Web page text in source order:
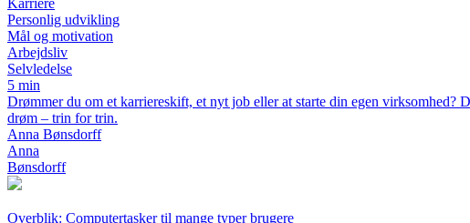
Karriere
Personlig udvikling
Mål og motivation
Arbejdsliv
Selvledelse
5 min
Drømmer du om et karriereskift, et nyt job eller at starte din egen
drøm – trin for trin.
Anna Bønsdorff
Anna
Bønsdorff
Overblik: Computertasker til mange typer brugere